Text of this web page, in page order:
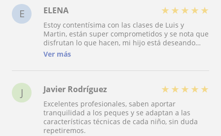
E ELENA ★ ★ ★ ★ ★
Estoy contentísima con las clases de Luis y
Martin, están super comprometidos y se nota que
disfrutan lo que hacen, mi hijo está deseando
volver el año que viene cuando volvamos a
Ver más
J Javier Rodríguez ★ ★ ★ ★ ★
Excelentes profesionales, saben aportar
tranquilidad a los peques y se adaptan a las
características técnicas de cada niño, sin duda
repetiremos.